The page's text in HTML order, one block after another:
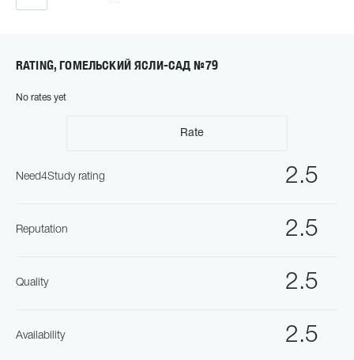
RATING, ГОМЕЛЬСКИЙ ЯСЛИ-САД №79
No rates yet
Rate
2.5
Need4Study rating
2.5
Reputation
2.5
Quality
2.5
Availability